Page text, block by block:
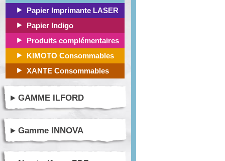
Papier Imprimante LASER
Papier Indigo
Produits complémentaires
KIMOTO Consommables
XANTE Consommables
GAMME ILFORD
Gamme INNOVA